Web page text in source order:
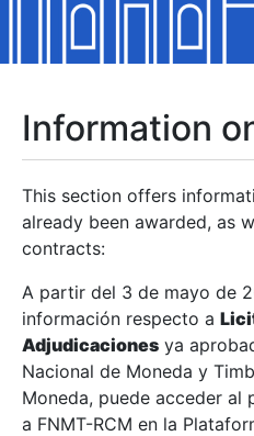
Show/Hide
Show/Hide
Show/Hide
Show/Hide
Information
This section offers
already been awarded, as
contracts:
A partir del 3 de mayo de
información respecto a
Adjudicaciones ya
Nacional de Moneda y
Moneda, puede acceder
a FNMT-RCM en la